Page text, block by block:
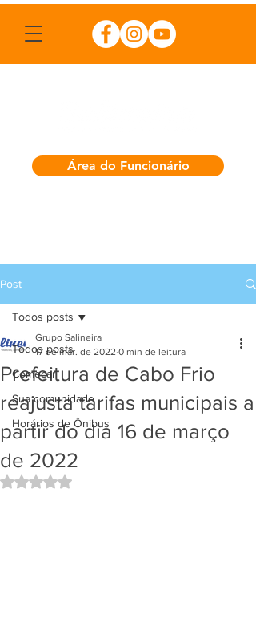
Área do Funcionário
Post
Todos posts
Começar
Sua comunidade
Horários de Ônibus
Todos posts
Prefeitura de Cabo Frio
reajusta tarifas municipais a
partir do dia 16 de março
de 2022
Grupo Salineira
17 de mar. de 2022 0 min de leitura
Avaliado com NaN de 5 estrelas.